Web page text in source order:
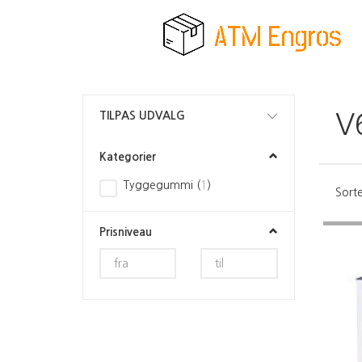
TILPAS UDVALG
Kategorier
Tyggegummi ( 1 )
Prisniveau